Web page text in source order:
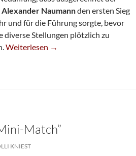
Alexander Naumannden ersten Sieg
und für die Führung sorgte, bevor
Stellungen plötzlich zu
Klarer Auftaktsieg Gegen Kiel
Weiterlesen →
Match”
KNIEST